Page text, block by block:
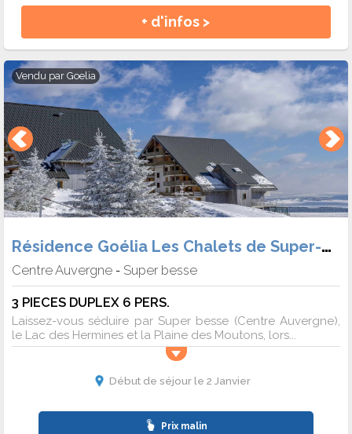
+ d'infos >
Vendu par Goelia
Résidence Goélia Les Chalets de Super-Besse
Centre Auvergne - Super besse
3 PIECES DUPLEX 6 PERS.
Laissez-vous séduire par Super besse (Centre Auvergne),
le Lac des Hermines et la Plaine des Moutons, lors...
Début de séjour le 2 Janvier
Prix malin